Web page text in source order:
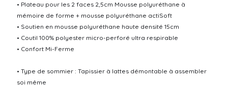
• Plateau pour les 2 faces 2,5cm Mousse polyuréthane à
mémoire de forme + mousse polyuréthane actiSoft
• Soutien en mousse polyuréthane haute densité 15cm
• Coutil 100% polyester micro-perforé ultra respirable
• Confort Mi-Ferme
• Type de sommier : Tapissier à lattes démontable à assembler
soi même